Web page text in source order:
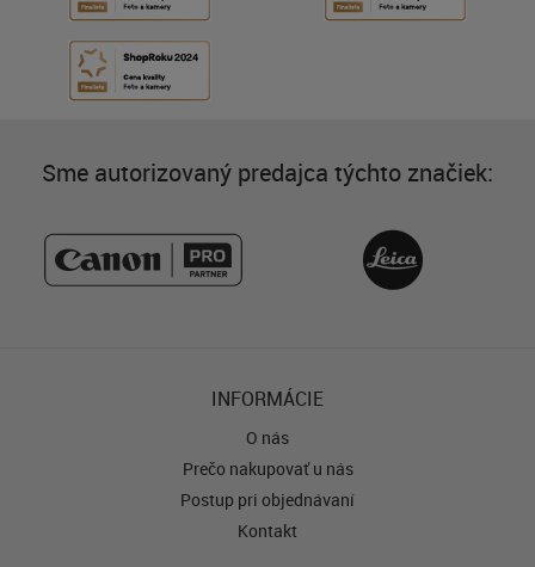
Sme autorizovaný predajca týchto značiek:
INFORMÁCIE
O nás
Prečo nakupovať u nás
Postup pri objednávaní
Kontakt